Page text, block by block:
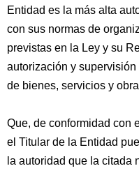
Entidad es la más alta
con sus normas de
previstas en la Ley y su
autorización y
de bienes, servicios y
Que, de conformidad con
el Titular de la Entidad
la autoridad que la citada